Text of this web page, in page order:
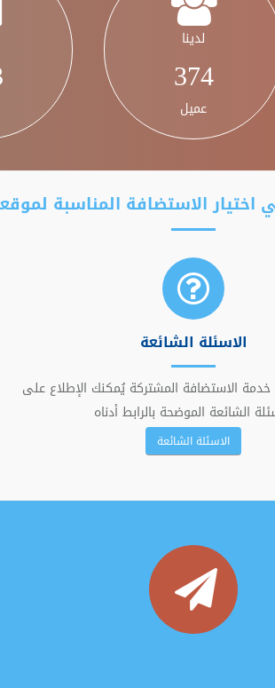
لدينا
468
عميل
اختيار الاستضافة المناسبة
الاسئلة الشائعة
خدمة الاستضافة المشتركة يُمكنك الإطلاع على
الشائعة الموضحة بالرابط أدناه
الاسئلة الشائعة